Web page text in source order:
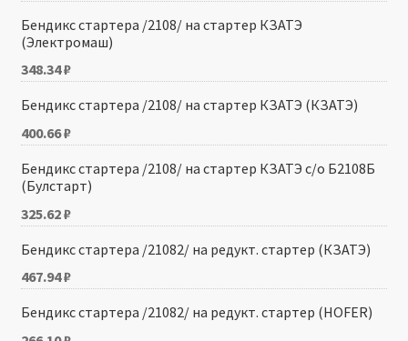
Бендикс стартера /2108/ на стартер КЗАТЭ
(Электромаш)
348.34₽
Бендикс стартера /2108/ на стартер КЗАТЭ (КЗАТЭ)
400.66₽
Бендикс стартера /2108/ на стартер КЗАТЭ с/о Б2108Б
(Булстарт)
325.62₽
Бендикс стартера /21082/ на редукт. стартер (КЗАТЭ)
467.94₽
Бендикс стартера /21082/ на редукт. стартер (HOFER)